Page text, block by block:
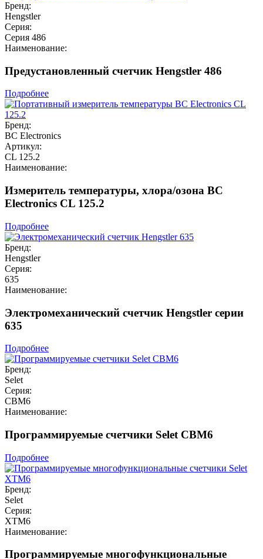
Бренд:
Hengstler
Серия:
Серия 486
Наименование:
Предустановленный счетчик Hengstler 486
Подробнее
Бренд:
BC Electronics
Артикул:
CL 125.2
Наименование:
Измеритель температуры, хлора/озона BC
Electronics CL 125.2
Подробнее
Бренд:
Hengstler
Серия:
635
Наименование:
Электромеханический счетчик Hengstler серии
635
Подробнее
Бренд:
Selet
Серия:
CBM6
Наименование:
Программируемые счетчики Selet CBM6
Подробнее
Бренд:
Selet
Серия:
XTM6
Наименование:
Программируемые многофункциональные